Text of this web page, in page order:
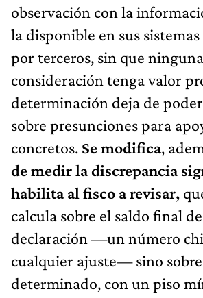
observación con la
la disponible en sus
por terceros, sin que
consideración tenga valor
determinación deja de
sobre presunciones para
concretos. Se modifica,
de medir la discrepancia
habilita al fisco a revisar,
calcula sobre el saldo final
declaración —un número
cualquier ajuste— sino
determinado, con un piso